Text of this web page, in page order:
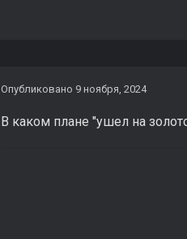
Опубликовано 9 ноября, 2024
В каком плане "ушел на